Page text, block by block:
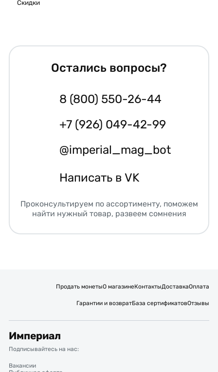
Скидки
Остались вопросы?
8 (800) 550-26-44
+7 (926) 049-42-99
@imperial_mag_bot
Написать в VK
Проконсультируем по ассортименту, поможем
найти нужный товар, развеем сомнения
Продать монетыО магазинеКонтактыДоставкаОплата
Гарантии и возвратБаза сертификатовОтзывы
Империал
Подписывайтесь на нас:
Вакансии